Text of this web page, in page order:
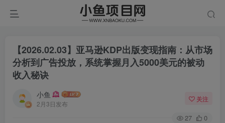
【2026.02.03】亚马逊KDP出版变现指南：从市场
分析到广告投放，系统掌握月入5000美元的被动
收入秘诀
小鱼
2月3日发布
关注
27 0